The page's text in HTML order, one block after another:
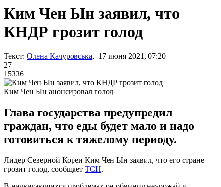
Ким Чен Ын заявил, что
КНДР грозит голод
Текст: Олена Качуровська, 17 июня 2021, 07:20
27
15336
Ким Чен Ын анонсировал голод
Глава государства предупредил
граждан, что еды будет мало и надо
готовиться к тяжелому периоду.
Лидер Северной Кореи Ким Чен Ын заявил, что его стране
грозит голод, сообщает ТСН.